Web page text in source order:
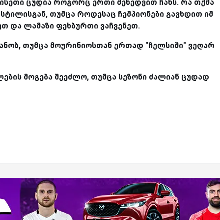
ცუდია როგორც ერთი შეხედვით ჩანს. რა თქმა
თუმცა როდესაც ჩემპიონები გავხდით იმ
და ლამაზი ფეხბურთი ვაჩვენეთ.
თუმცა მოურინიოსთან ერთად "ჩელსიში" ვეღარ
მოგება შეეძლო, თუმცა სეზონი ძალიან ცუდად